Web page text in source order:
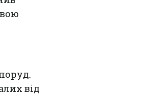
від